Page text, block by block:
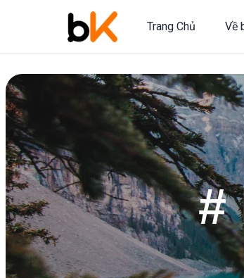
Trang Chủ Về
#